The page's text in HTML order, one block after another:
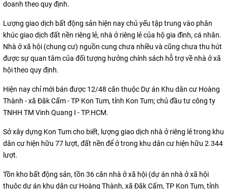
doanh theo quy định.
Lượng giao dịch bất động sản hiện nay chủ yếu tập trung vào phân
khúc giao dịch đất nền riêng lẻ, nhà ở riêng lẻ của hộ gia đình, cá nhân.
Nhà ở xã hội (chung cư) nguồn cung chưa nhiều và cũng chưa thu hút
được sự quan tâm của đối tượng hưởng chính sách hỗ trợ về nhà ở xã
hội theo quy định.
Hiện nay chỉ mới bán được 12/48 căn thuộc Dự án Khu dân cư Hoàng
Thành - xã Đăk Cấm - TP Kon Tum, tỉnh Kon Tum; chủ đầu tư công ty
TNHH TM Vinh Quang I - TP.HCM.
Sở xây dựng Kon Tum cho biết, lượng giao dịch nhà ở riêng lẻ trong khu
dân cư hiện hữu 77 lượt, đất nền để ở trong khu dân cư hiện hữu 2.344
lượt.
Tồn kho bất động sản, tồn 36 căn nhà ở xã hội (dự án nhà ở xã hội
thuộc dự án khu dân cư Hoàng Thành, xã Đăk Cấm, TP Kon Tum, tỉnh